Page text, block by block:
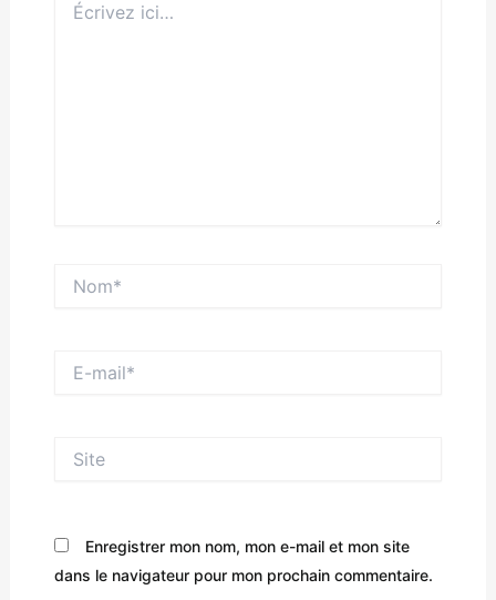
ici…
mail*
Enregistrer mon nom, mon e-mail et mon site
dans le navigateur pour mon prochain commentaire.